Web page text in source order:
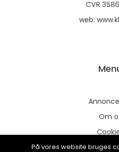
web:
Om
På vores website bruges